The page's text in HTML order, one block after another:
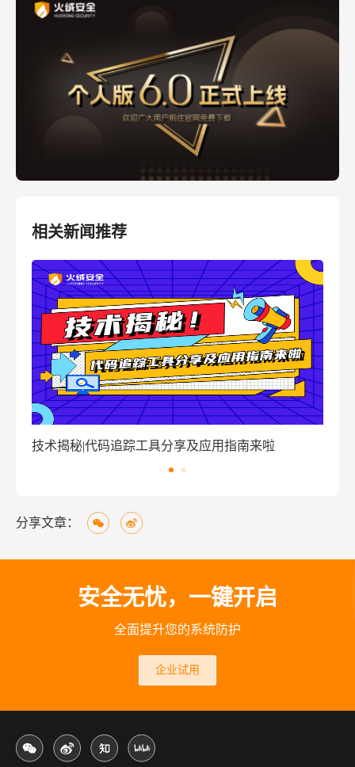
相关新闻推荐
技术揭秘|代码追踪工具分享及应用指南来啦
分享文章：
安全无忧，一键开启
全面提升您的系统防护
企业试用